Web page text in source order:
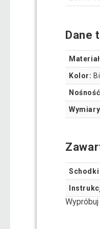
Dane
Kolor:
Schodki